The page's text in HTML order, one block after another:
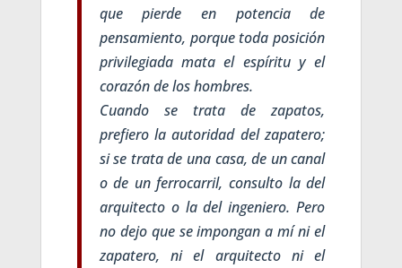
que pierde en potencia de
pensamiento, porque toda posición
privilegiada mata el espíritu y el
corazón de los hombres.
Cuando se trata de zapatos,
prefiero la autoridad del zapatero;
si se trata de una casa, de un canal
o de un ferrocarril, consulto la del
arquitecto o la del ingeniero. Pero
no dejo que se impongan a mí ni el
zapatero, ni el arquitecto ni el